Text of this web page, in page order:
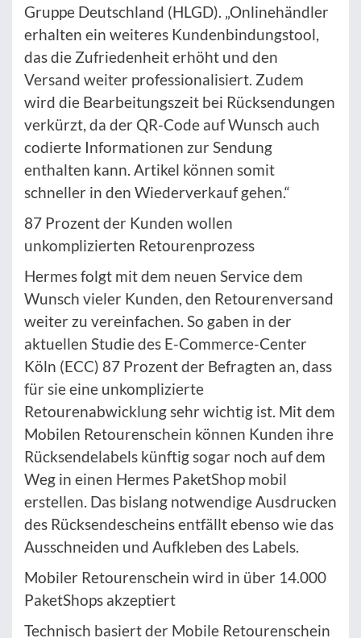
Gruppe Deutschland (HLGD). „Onlinehändler
erhalten ein weiteres Kundenbindungstool,
das die Zufriedenheit erhöht und den
Versand weiter professionalisiert. Zudem
wird die Bearbeitungszeit bei Rücksendungen
verkürzt, da der QR-Code auf Wunsch auch
codierte Informationen zur Sendung
enthalten kann. Artikel können somit
schneller in den Wiederverkauf gehen.“
87 Prozent der Kunden wollen
unkomplizierten Retourenprozess
Hermes folgt mit dem neuen Service dem
Wunsch vieler Kunden, den Retourenversand
weiter zu vereinfachen. So gaben in der
aktuellen Studie des E-Commerce-Center
Köln (ECC) 87 Prozent der Befragten an, dass
für sie eine unkomplizierte
Retourenabwicklung sehr wichtig ist. Mit dem
Mobilen Retourenschein können Kunden ihre
Rücksendelabels künftig sogar noch auf dem
Weg in einen Hermes PaketShop mobil
erstellen. Das bislang notwendige Ausdrucken
des Rücksendescheins entfällt ebenso wie das
Ausschneiden und Aufkleben des Labels.
Mobiler Retourenschein wird in über 14.000
PaketShops akzeptiert
Technisch basiert der Mobile Retourenschein